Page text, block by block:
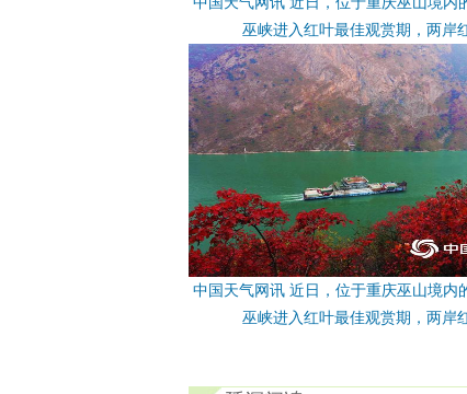
巫峡进入红叶最佳观赏期，两岸
中国天气网讯 近日，位于重庆巫山境内
巫峡进入红叶最佳观赏期，两岸